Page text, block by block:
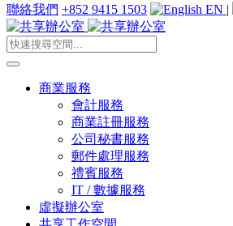
聯絡我們 +852 9415 1503 EN |
商業服務
會計服務
商業註冊服務
公司秘書服務
郵件處理服務
禮賓服務
IT / 數據服務
虛擬辦公室